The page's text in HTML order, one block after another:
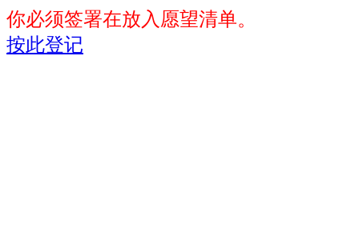
你必须签署在放入愿望清单。
按此登记